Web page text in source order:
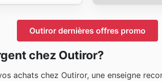
Outiror dernières offres promo
chez Outiror?
achats chez Outiror, une enseigne